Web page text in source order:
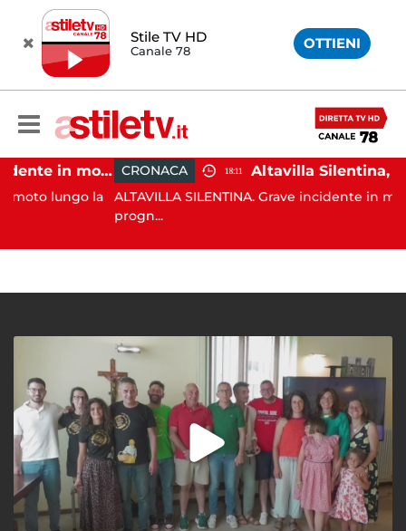
Stile TV HD
Canale 78 OTTIENI
Castellabate, incidente in moto: 27enne in ospedale
lungo la
CRONACA 18:11
ALTAVILLA SILENTINA. Grave incidente in moto:
progn...